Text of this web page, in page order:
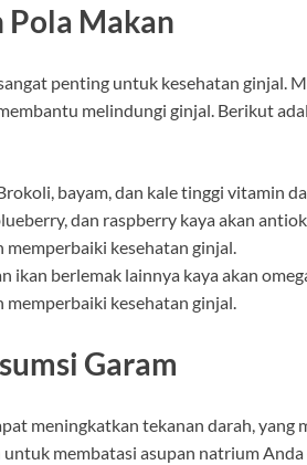
Pola Makan
penting untuk kesehatan ginjal.
melindungi ginjal. Berikut
bayam, dan kale tinggi vitamin
dan raspberry kaya akan
memperbaiki kesehatan ginjal.
ikan berlemak lainnya kaya akan
memperbaiki kesehatan ginjal.
Garam
meningkatkan tekanan darah,
membatasi asupan natrium